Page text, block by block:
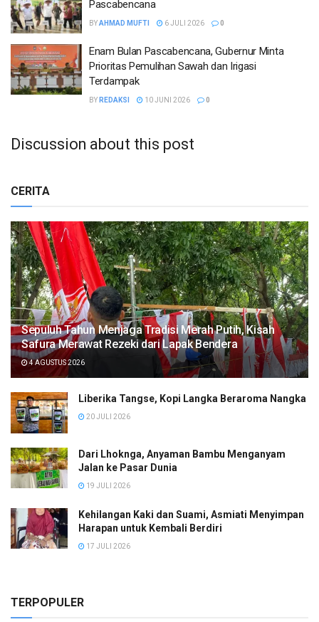
Pascabencana
BYAHMAD MUFTI 6 JULI 2026 0
Enam Bulan Pascabencana, Gubernur Minta
Prioritas Pemulihan Sawah dan Irigasi
Terdampak
BY REDAKSI 10 JUNI 2026 0
Discussion about this post
CERITA
Sepuluh Tahun Menjaga Tradisi Merah Putih, Kisah
Safura Merawat Rezeki dari Lapak Bendera
4 AGUSTUS 2026
Liberika Tangse, Kopi Langka Beraroma Nangka
20 JULI 2026
Dari Lhoknga, Anyaman Bambu Menganyam
Jalan ke Pasar Dunia
19 JULI 2026
Kehilangan Kaki dan Suami, Asmiati Menyimpan
Harapan untuk Kembali Berdiri
17 JULI 2026
TERPOPULER